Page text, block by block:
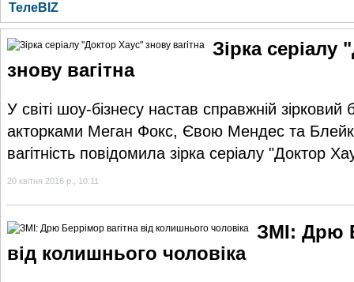
ТелеBIZ
Зірка серіалу
знову вагітна
У світі шоу-бізнесу настав справжній
акторками Меган Фокс, Євою Мендес та
вагітність повідомила зірка серіалу "Доктор
20 квітня 2016 р., 10:11
ЗМІ: Дрю
від колишнього чоловіка